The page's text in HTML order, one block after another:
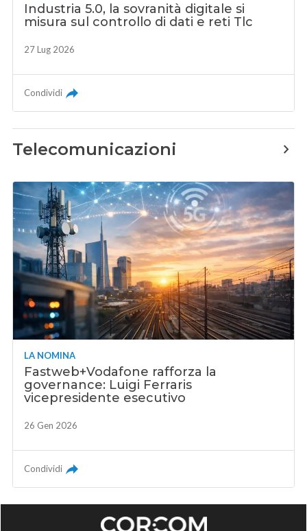
Industria 5.0, la sovranità digitale si
misura sul controllo di dati e reti Tlc
27 Lug 2026
Condividi
Telecomunicazioni
LA NOMINA
Fastweb+Vodafone rafforza la
governance: Luigi Ferraris
vicepresidente esecutivo
26 Gen 2026
Condividi